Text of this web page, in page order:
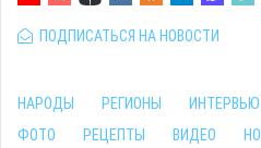
ПОДПИСАТЬСЯ НА НОВОСТИ
НАРОДЫ РЕГИОНЫ ИНТЕРВЬЮ
ФОТО
РЕЦЕПТЫ ВИДЕО